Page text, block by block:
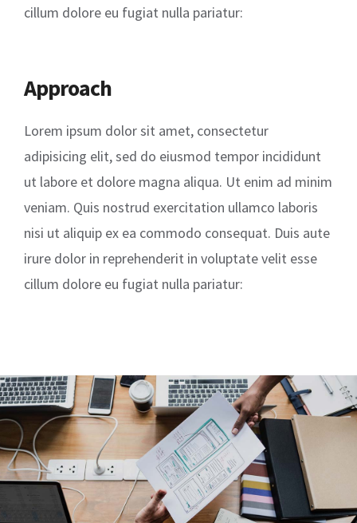
cillum dolore eu fugiat nulla pariatur:
Approach
Lorem ipsum dolor sit amet, consectetur
adipisicing elit, sed do eiusmod tempor incididunt
ut labore et dolore magna aliqua. Ut enim ad minim
veniam. Quis nostrud exercitation ullamco laboris
nisi ut aliquip ex ea commodo consequat. Duis aute
irure dolor in reprehenderit in voluptate velit esse
cillum dolore eu fugiat nulla pariatur: